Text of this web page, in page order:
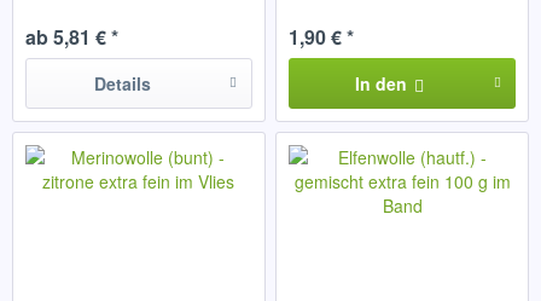
ab 5,81 € *
Details
1,90 € *
In den